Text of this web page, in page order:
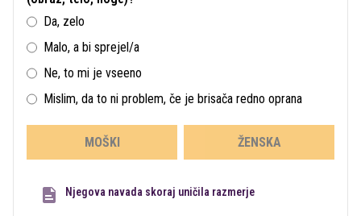
Da, zelo
Malo, a bi sprejel/a
Ne, to mi je vseeno
Mislim, da to ni problem, če je brisača redno oprana
MOŠKI ŽENSKA
Njegova navada skoraj uničila razmerje